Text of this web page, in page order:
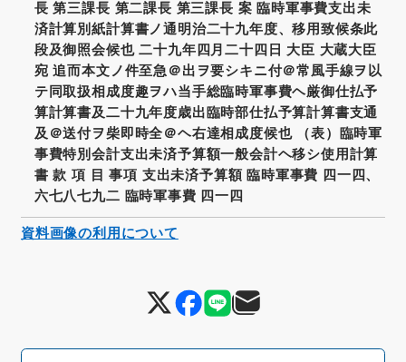
長 第三課長 第二課長 第三課長 案 臨時軍事費支出未
済計算別紙計算書ノ通明治二十九年度、移用致候条此
段及御照会候也 二十九年四月二十四日 大臣 大蔵大臣
宛 追而本文ノ件至急＠出ヲ要シキニ付＠常風手線ヲ以
テ同取扱相成度趣ヲハ当手総臨時軍事費ヘ厳御仕払予
算計算書及二十九年度歳出臨時部仕払予算計算書支通
及＠送付ヲ柴即時全＠ヘ右達相成度候也 （表）臨時軍
事費特別会計支出未済予算額一般会計ヘ移シ使用計算
書 款 項 目 事項 支出未済予算額 臨時軍事費 四一四、
六七八七九二 臨時軍事費 四一四
資料画像の利用について